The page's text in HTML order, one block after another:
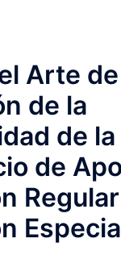
Arte
de la
de
de